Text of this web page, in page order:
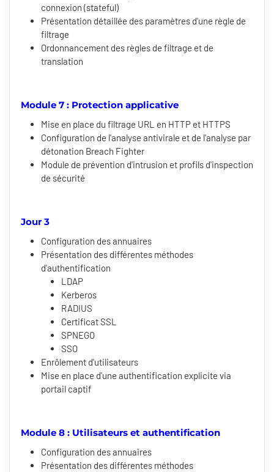
connexion (stateful)
Présentation détaillée des paramètres d'une règle de
filtrage
Ordonnancement des règles de filtrage et de
translation
Module 7 : Protection applicative
Mise en place du filtrage URL en HTTP et HTTPS
Configuration de l'analyse antivirale et de l'analyse par
détonation Breach Fighter
Module de prévention d'intrusion et profils d'inspection
de sécurité
Jour 3
Configuration des annuaires
Présentation des différentes méthodes
d'authentification
LDAP
Kerberos
RADIUS
Certificat SSL
SPNEGO
SSO
Enrôlement d'utilisateurs
Mise en place d'une authentification explicite via
portail captif
Module 8 : Utilisateurs et authentification
Configuration des annuaires
Présentation des différentes méthodes